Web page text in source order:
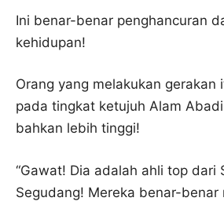
Ini benar-benar penghancuran
kehidupan!
Orang yang melakukan gerakan
pada tingkat ketujuh Alam
bahkan lebih tinggi!
“Gawat! Dia adalah ahli top dari
Segudang! Mereka benar-benar